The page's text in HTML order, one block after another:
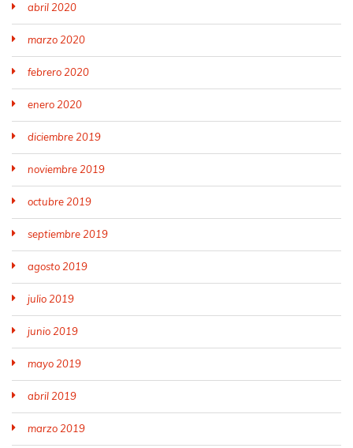
abril 2020
marzo 2020
febrero 2020
enero 2020
diciembre 2019
noviembre 2019
octubre 2019
septiembre 2019
agosto 2019
julio 2019
junio 2019
mayo 2019
abril 2019
marzo 2019